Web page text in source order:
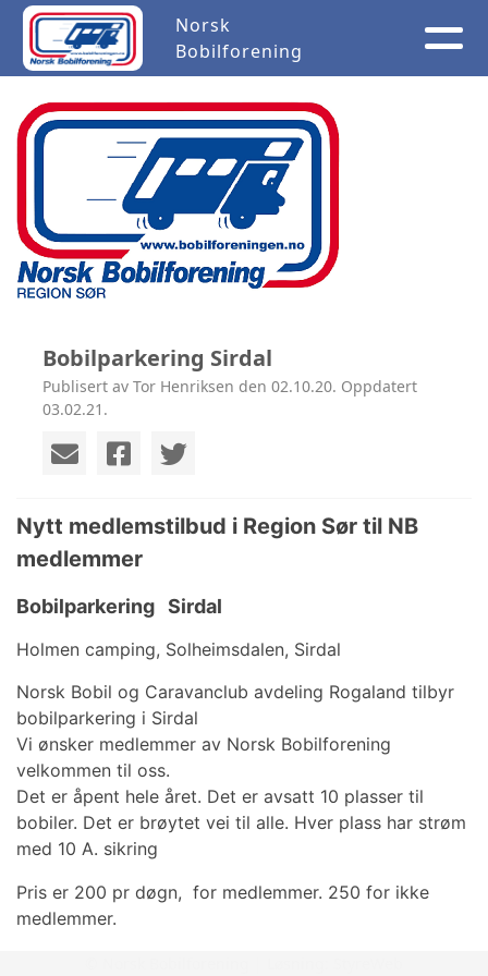
Norsk
Bobilforening
Bobilparkering Sirdal
Publisert av Tor Henriksen den 02.10.20. Oppdatert
03.02.21.
Nytt medlemstilbud i Region Sør til NB
medlemmer
Bobilparkering Sirdal
Holmen camping, Solheimsdalen, Sirdal
Norsk Bobil og Caravanclub avdeling Rogaland tilbyr
bobilparkering i Sirdal
Vi ønsker medlemmer av Norsk Bobilforening
velkommen til oss.
Det er åpent hele året. Det er avsatt 10 plasser til
bobiler. Det er brøytet vei til alle. Hver plass har strøm
med 10 A. sikring
Pris er 200 pr døgn, for medlemmer. 250 for ikke
medlemmer.